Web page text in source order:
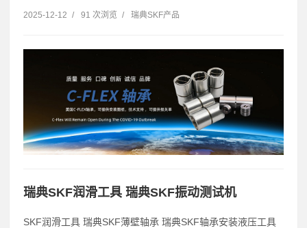
2025-12-12 / 91 次浏览 / 瑞典SKF产品
瑞典SKF润滑工具 瑞典SKF振动测试机
SKF润滑工具 瑞典SKF薄壁轴承 瑞典SKF轴承安装液压工具